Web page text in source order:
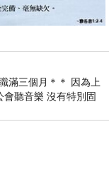
滿三個月＊＊ 因為上
會聽音樂 沒有特別固
定聽'90